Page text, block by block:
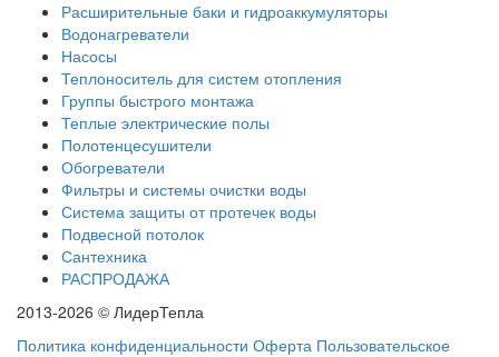
Расширительные баки и гидроаккумуляторы
Водонагреватели
Насосы
Теплоноситель для систем отопления
Группы быстрого монтажа
Теплые электрические полы
Полотенцесушители
Обогреватели
Фильтры и системы очистки воды
Система защиты от протечек воды
Подвесной потолок
Сантехника
РАСПРОДАЖА
2013-2026 © ЛидерТепла
Политика конфиденциальности Оферта Пользовательское